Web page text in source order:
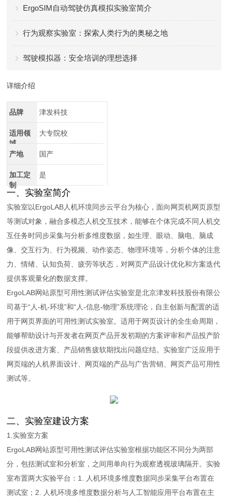
ErgoSIM自动驾驶仿真模拟实验室简介
行为观察实验室：探索人类行为的奥秘之地
驾驶模拟器：安全培训的理想选择
详细介绍
品牌 津发科技
适用领
域
大专院校
产地 国产
加工定
制
是
一、实验室简介
实验室以ErgoLAB人机环境同步云平台为核心，面向网页机网页原型
等测试对象，融合多模态人机交互技术，能够在个体完成不同人机交
互任务时同步采集与分析多维度数据，如生理、眼动、脑电、脑成
像、交互行为、行为视频、动作姿态、物理环境等，分析个体的注意
力、情绪、认知负荷、疲劳等状态，对网页产品设计优化和方案迭代
提供客观量化的数据支撑。
ErgoLAB网站原型可用性测试评估实验室是北京津发科技股份有限公
司基于“人-机-环境”和“人-信息-物理”系统理论，自主创新与配置的适
用于网页界面的可用性测试实验室。适用于网页设计的全生命周期，
能够帮助设计与开发者在网页产品开发初期的方案评审和产品投产阶
段提供改进方案、产品销售疲软期找出问题症结。实验室广泛应用于
网页端的人机界面设计、网页端的产品与广告营销、网页产品可用性
测试等。
二、实验室建设方案
1. 实验室方案
ErgoLAB网站原型可用性测试评估实验室根据功能区不同分为两部
分，包括测试室和分析室，之间用单向行为观察透视玻璃隔开。实验
室布置两大实验平台：1. 人机环境多维度数据同步采集平台布置在
测试室；2. 人机环境多维度数据分析与人工智能应用平台布置在主